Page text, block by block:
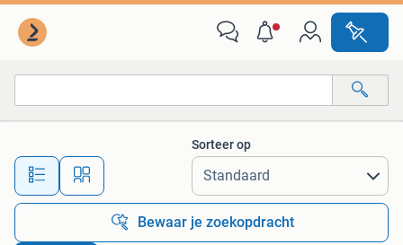
Alle afstanden…
Sorteer op
Bewaar je zoekopdracht